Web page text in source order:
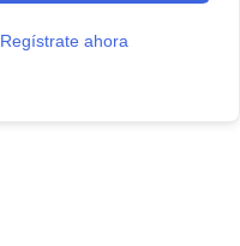
Regístrate ahora